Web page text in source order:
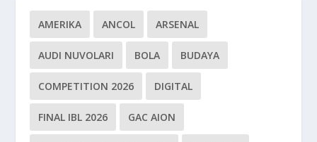
AMERIKA ANCOL ARSENAL
AUDI NUVOLARI BOLA BUDAYA
COMPETITION 2026 DIGITAL
FINAL IBL 2026 GAC AION